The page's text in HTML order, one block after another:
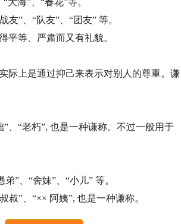
海”、“春花”等。
”、“队友”、“团友” 等。
平等、严肃而又有礼貌。
际上是通过抑己来表示对别人的尊重。谦
、“老朽”, 也是一种谦称。不过一般用于
”、“舍妹”、“小儿” 等。
”、“×× 阿姨”, 也是一种谦称。